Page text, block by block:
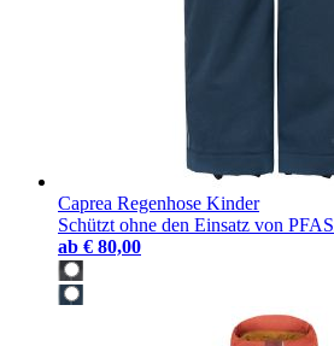
Caprea Regenhose Kinder
Schützt ohne den Einsatz von
ab € 80,00